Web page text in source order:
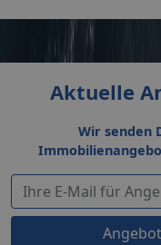
Aktuelle
Wir senden